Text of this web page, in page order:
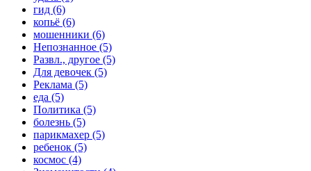
гид (6)
копьё (6)
мошенники (6)
Непознанное (5)
Развл., другое (5)
Для девочек (5)
Реклама (5)
еда (5)
Политика (5)
болезнь (5)
парикмахер (5)
ребенок (5)
космос (4)